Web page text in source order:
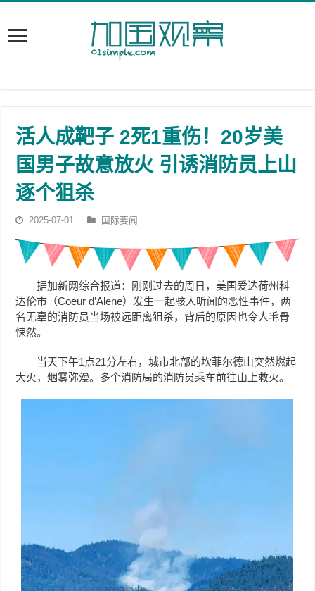
活人成靶子 2死1重伤！20岁美
国男子故意放火 引诱消防员上山
逐个狙杀
2025-07-01 国际要闻
据加新网综合报道：刚刚过去的周日，美国爱达荷州科
达伦市（Coeur d’Alene）发生一起骇人听闻的恶性事件，两
名无辜的消防员当场被远距离狙杀，背后的原因也令人毛骨
悚然。
当天下午1点21分左右，城市北部的坎菲尔德山突然燃起
大火，烟雾弥漫。多个消防局的消防员乘车前往山上救火。